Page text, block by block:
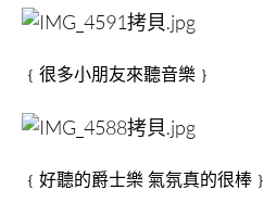
﹛很多小朋友來聽音樂﹜
﹛好聽的爵士樂 氣氛真的很棒﹜